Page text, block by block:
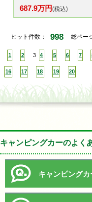
687.9万円(税込)
ヒット件数： 998 総ペー
1 2 3 4 5 6 7
16 17 18 19 20
キャンピングカーのよく
キャンピング